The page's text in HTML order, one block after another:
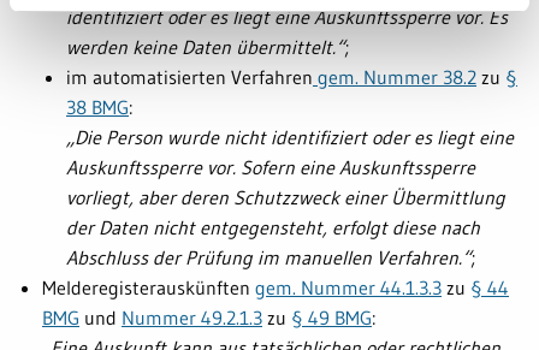
identifiziert oder es liegt eine Auskunftssperre vor. Es
werden keine Daten übermittelt.“;
im automatisierten Verfahren gem. Nummer 38.2 zu §
38 BMG:
„Die Person wurde nicht identifiziert oder es liegt eine
Auskunftssperre vor. Sofern eine Auskunftssperre
vorliegt, aber deren Schutzzweck einer Übermittlung
der Daten nicht entgegensteht, erfolgt diese nach
Abschluss der Prüfung im manuellen Verfahren.“;
Melderegisterauskünften gem. Nummer 44.1.3.3 zu § 44
BMG und Nummer 49.2.1.3 zu § 49 BMG: